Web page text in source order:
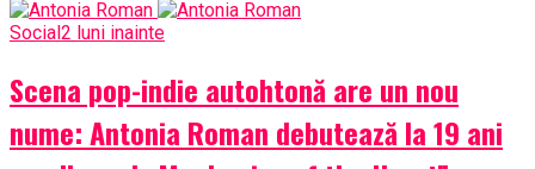
Social2 luni inainte
Scena pop-indie autohtonă are un nou
nume: Antonia Roman debutează la 19 ani